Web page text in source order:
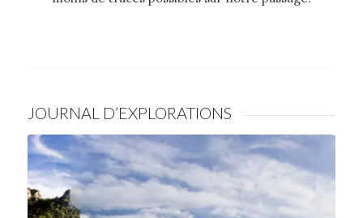
JOURNAL D’EXPLORATIONS